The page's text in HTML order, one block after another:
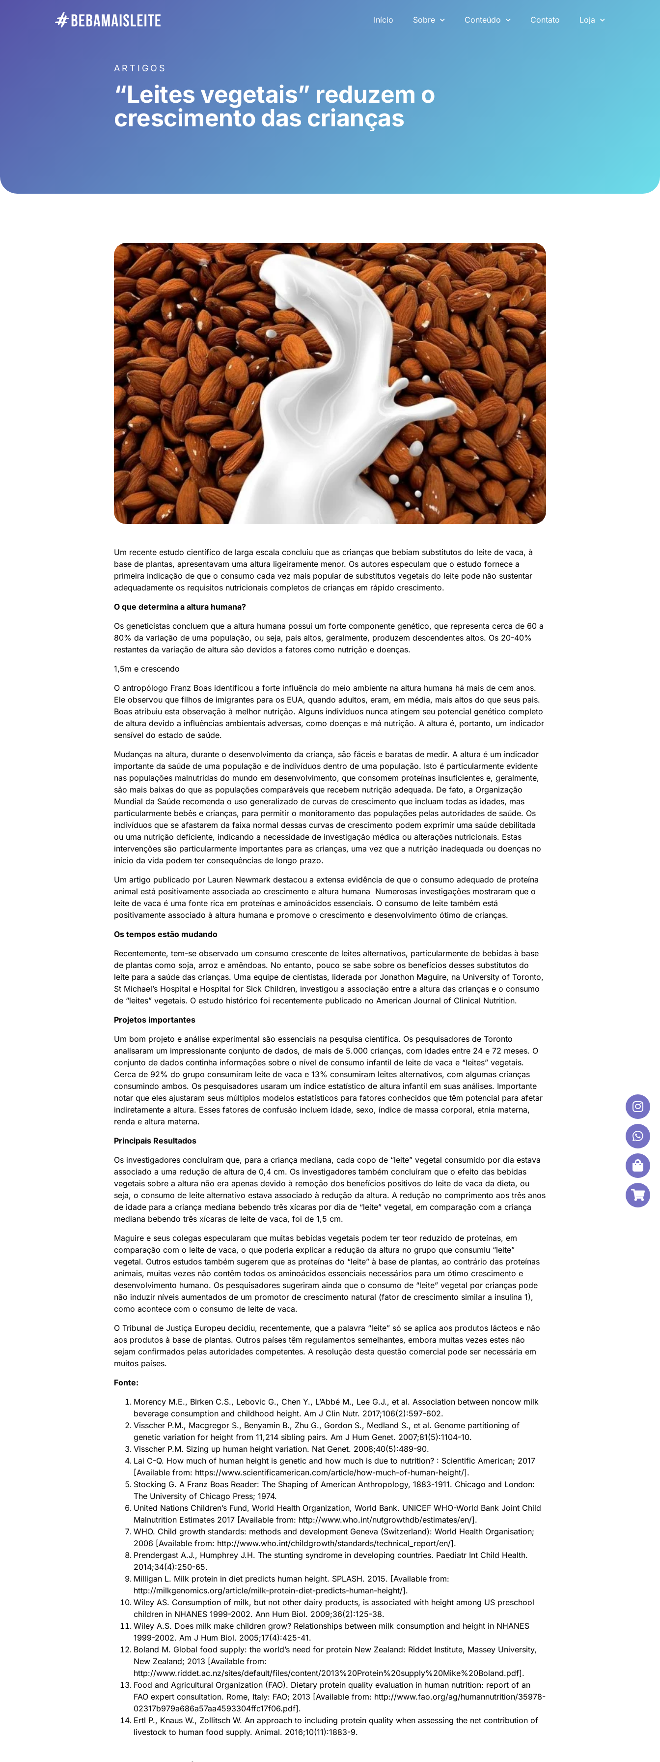
Início Sobre Conteúdo Contato Loja
ARTIGOS
“Leites vegetais” reduzem o
crescimento das crianças
Um recente estudo científico de larga escala concluiu que as crianças que bebiam substitutos do leite de vaca, à
base de plantas, apresentavam uma altura ligeiramente menor. Os autores especulam que o estudo fornece a
primeira indicação de que o consumo cada vez mais popular de substitutos vegetais do leite pode não sustentar
adequadamente os requisitos nutricionais completos de crianças em rápido crescimento.
O que determina a altura humana?
Os geneticistas concluem que a altura humana possui um forte componente genético, que representa cerca de 60 a
80% da variação de uma população, ou seja, pais altos, geralmente, produzem descendentes altos. Os 20-40%
restantes da variação de altura são devidos a fatores como nutrição e doenças.
1,5m e crescendo
O antropólogo Franz Boas identificou a forte influência do meio ambiente na altura humana há mais de cem anos.
Ele observou que filhos de imigrantes para os EUA, quando adultos, eram, em média, mais altos do que seus pais.
Boas atribuiu esta observação à melhor nutrição. Alguns indivíduos nunca atingem seu potencial genético completo
de altura devido a influências ambientais adversas, como doenças e má nutrição. A altura é, portanto, um indicador
sensível do estado de saúde.
Mudanças na altura, durante o desenvolvimento da criança, são fáceis e baratas de medir. A altura é um indicador
importante da saúde de uma população e de indivíduos dentro de uma população. Isto é particularmente evidente
nas populações malnutridas do mundo em desenvolvimento, que consomem proteínas insuficientes e, geralmente,
são mais baixas do que as populações comparáveis que recebem nutrição adequada. De fato, a Organização
Mundial da Saúde recomenda o uso generalizado de curvas de crescimento que incluam todas as idades, mas
particularmente bebês e crianças, para permitir o monitoramento das populações pelas autoridades de saúde. Os
indivíduos que se afastarem da faixa normal dessas curvas de crescimento podem exprimir uma saúde debilitada
ou uma nutrição deficiente, indicando a necessidade de investigação médica ou alterações nutricionais. Estas
intervenções são particularmente importantes para as crianças, uma vez que a nutrição inadequada ou doenças no
início da vida podem ter consequências de longo prazo.
Um artigo publicado por Lauren Newmark destacou a extensa evidência de que o consumo adequado de proteína
animal está positivamente associada ao crescimento e altura humana Numerosas investigações mostraram que o
leite de vaca é uma fonte rica em proteínas e aminoácidos essenciais. O consumo de leite também está
positivamente associado à altura humana e promove o crescimento e desenvolvimento ótimo de crianças.
Os tempos estão mudando
Recentemente, tem-se observado um consumo crescente de leites alternativos, particularmente de bebidas à base
de plantas como soja, arroz e amêndoas. No entanto, pouco se sabe sobre os benefícios desses substitutos do
leite para a saúde das crianças. Uma equipe de cientistas, liderada por Jonathon Maguire, na University of Toronto,
St Michael’s Hospital e Hospital for Sick Children, investigou a associação entre a altura das crianças e o consumo
de “leites” vegetais. O estudo histórico foi recentemente publicado no American Journal of Clinical Nutrition.
Projetos importantes
Um bom projeto e análise experimental são essenciais na pesquisa científica. Os pesquisadores de Toronto
analisaram um impressionante conjunto de dados, de mais de 5.000 crianças, com idades entre 24 e 72 meses. O
conjunto de dados continha informações sobre o nível de consumo infantil de leite de vaca e “leites” vegetais.
Cerca de 92% do grupo consumiram leite de vaca e 13% consumiram leites alternativos, com algumas crianças
consumindo ambos. Os pesquisadores usaram um índice estatístico de altura infantil em suas análises. Importante
notar que eles ajustaram seus múltiplos modelos estatísticos para fatores conhecidos que têm potencial para afetar
indiretamente a altura. Esses fatores de confusão incluem idade, sexo, índice de massa corporal, etnia materna,
renda e altura materna.
Principais Resultados
Os investigadores concluíram que, para a criança mediana, cada copo de “leite” vegetal consumido por dia estava
associado a uma redução de altura de 0,4 cm. Os investigadores também concluíram que o efeito das bebidas
vegetais sobre a altura não era apenas devido à remoção dos benefícios positivos do leite de vaca da dieta, ou
seja, o consumo de leite alternativo estava associado à redução da altura. A redução no comprimento aos três anos
de idade para a criança mediana bebendo três xícaras por dia de “leite” vegetal, em comparação com a criança
mediana bebendo três xícaras de leite de vaca, foi de 1,5 cm.
Maguire e seus colegas especularam que muitas bebidas vegetais podem ter teor reduzido de proteínas, em
comparação com o leite de vaca, o que poderia explicar a redução da altura no grupo que consumiu “leite”
vegetal. Outros estudos também sugerem que as proteínas do “leite” à base de plantas, ao contrário das proteínas
animais, muitas vezes não contêm todos os aminoácidos essenciais necessários para um ótimo crescimento e
desenvolvimento humano. Os pesquisadores sugeriram ainda que o consumo de “leite” vegetal por crianças pode
não induzir níveis aumentados de um promotor de crescimento natural (fator de crescimento similar a insulina 1),
como acontece com o consumo de leite de vaca.
O Tribunal de Justiça Europeu decidiu, recentemente, que a palavra “leite” só se aplica aos produtos lácteos e não
aos produtos à base de plantas. Outros países têm regulamentos semelhantes, embora muitas vezes estes não
sejam confirmados pelas autoridades competentes. A resolução desta questão comercial pode ser necessária em
muitos países.
Fonte:
Morency M.E., Birken C.S., Lebovic G., Chen Y., L’Abbé M., Lee G.J., et al. Association between noncow milk
beverage consumption and childhood height. Am J Clin Nutr. 2017;106(2):597-602.
Visscher P.M., Macgregor S., Benyamin B., Zhu G., Gordon S., Medland S., et al. Genome partitioning of
genetic variation for height from 11,214 sibling pairs. Am J Hum Genet. 2007;81(5):1104-10.
Visscher P.M. Sizing up human height variation. Nat Genet. 2008;40(5):489-90.
Lai C-Q. How much of human height is genetic and how much is due to nutrition? : Scientific American; 2017
[Available from: https://www.scientificamerican.com/article/how-much-of-human-height/].
Stocking G. A Franz Boas Reader: The Shaping of American Anthropology, 1883-1911. Chicago and London:
The University of Chicago Press; 1974.
United Nations Children’s Fund, World Health Organization, World Bank. UNICEF WHO-World Bank Joint Child
Malnutrition Estimates 2017 [Available from: http://www.who.int/nutgrowthdb/estimates/en/].
WHO. Child growth standards: methods and development Geneva (Switzerland): World Health Organisation;
2006 [Available from: http://www.who.int/childgrowth/standards/technical_report/en/].
Prendergast A.J., Humphrey J.H. The stunting syndrome in developing countries. Paediatr Int Child Health.
2014;34(4):250-65.
Milligan L. Milk protein in diet predicts human height. SPLASH. 2015. [Available from:
http://milkgenomics.org/article/milk-protein-diet-predicts-human-height/].
Wiley AS. Consumption of milk, but not other dairy products, is associated with height among US preschool
children in NHANES 1999-2002. Ann Hum Biol. 2009;36(2):125-38.
Wiley A.S. Does milk make children grow? Relationships between milk consumption and height in NHANES
1999-2002. Am J Hum Biol. 2005;17(4):425-41.
Boland M. Global food supply: the world’s need for protein New Zealand: Riddet Institute, Massey University,
New Zealand; 2013 [Available from:
http://www.riddet.ac.nz/sites/default/files/content/2013%20Protein%20supply%20Mike%20Boland.pdf].
Food and Agricultural Organization (FAO). Dietary protein quality evaluation in human nutrition: report of an
FAO expert consultation. Rome, Italy: FAO; 2013 [Available from: http://www.fao.org/ag/humannutrition/35978-
02317b979a686a57aa4593304ffc17f06.pdf].
Ertl P., Knaus W., Zollitsch W. An approach to including protein quality when assessing the net contribution of
livestock to human food supply. Animal. 2016;10(11):1883-9.